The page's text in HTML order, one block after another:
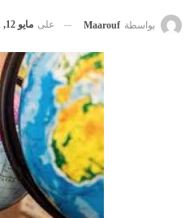
بواسطة Maarouf على مايو 12, 2021